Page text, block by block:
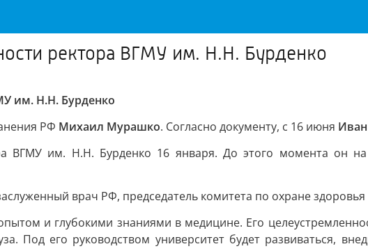
ректора ВГМУ им. Н.Н. Бурденко
им. Н.Н. Бурденко
РФ Михаил Мурашко. Согласно документу, с 16 июня
ВГМУ им. Н.Н. Бурденко 16 января. До этого момента он
врач РФ, председатель комитета по охране
и глубокими знаниями в медицине. Его
Под его руководством университет будет развиваться,